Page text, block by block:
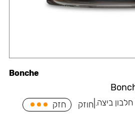
Bonche
חלבון ביצה. חוזק חזק